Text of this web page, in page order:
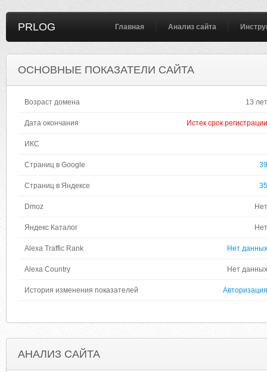
PRLOG Главная Анализ сайта
ОСНОВНЫЕ ПОКАЗАТЕЛИ САЙТА
Возраст домена 13 лет
Дата окончания Истек срок регистрации
ИКС
Страниц в Google 39
Страниц в Яндексе 35
Dmoz Нет
Яндекс Каталог Нет
Alexa Traffic Rank Нет данных
Alexa Country Нет данных
История изменения показателей Авторизация
АНАЛИЗ САЙТА